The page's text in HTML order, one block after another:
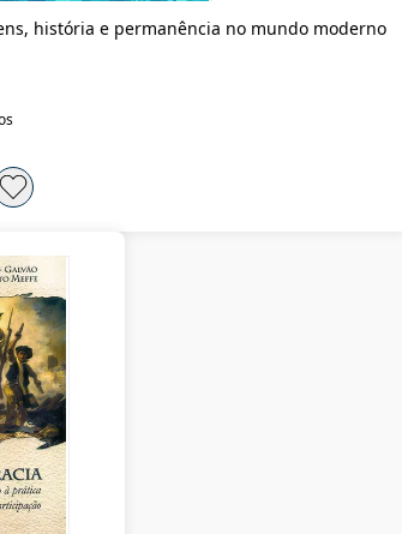
história e permanência no mundo moderno